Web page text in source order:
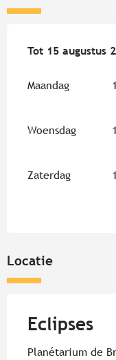
Vanaf1 juli
Tot 15 augustus
Maandag
Woensdag
Zaterdag
Locatie
Eclipses
Planétarium de